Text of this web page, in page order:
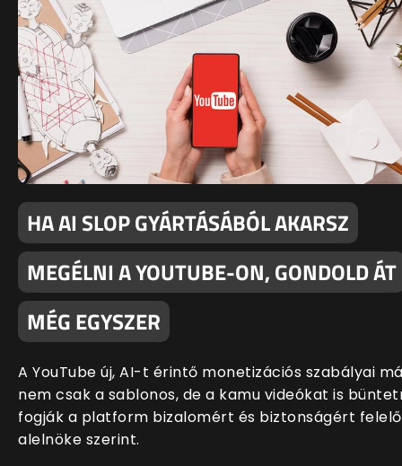
HA AI SLOP GYÁRTÁSÁBÓL AKARSZ
MEGÉLNI A YOUTUBE-ON, GONDOLD ÁT
MÉG EGYSZER
A YouTube új, AI-t érintő monetizációs szabályai
nem csak a sablonos, de a kamu videókat is
fogják a platform bizalomért és biztonságért
alelnöke szerint.